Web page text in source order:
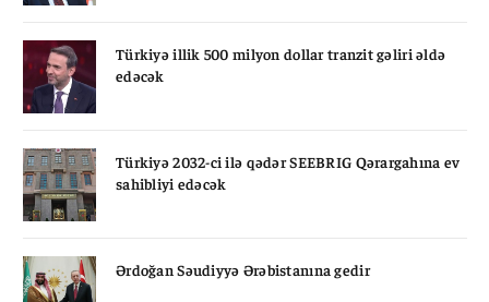
Türkiyə illik 500 milyon dollar tranzit gəliri əldə
edəcək
Türkiyə 2032-ci ilə qədər SEEBRIG Qərargahına ev
sahibliyi edəcək
Ərdoğan Səudiyyə Ərəbistanına gedir